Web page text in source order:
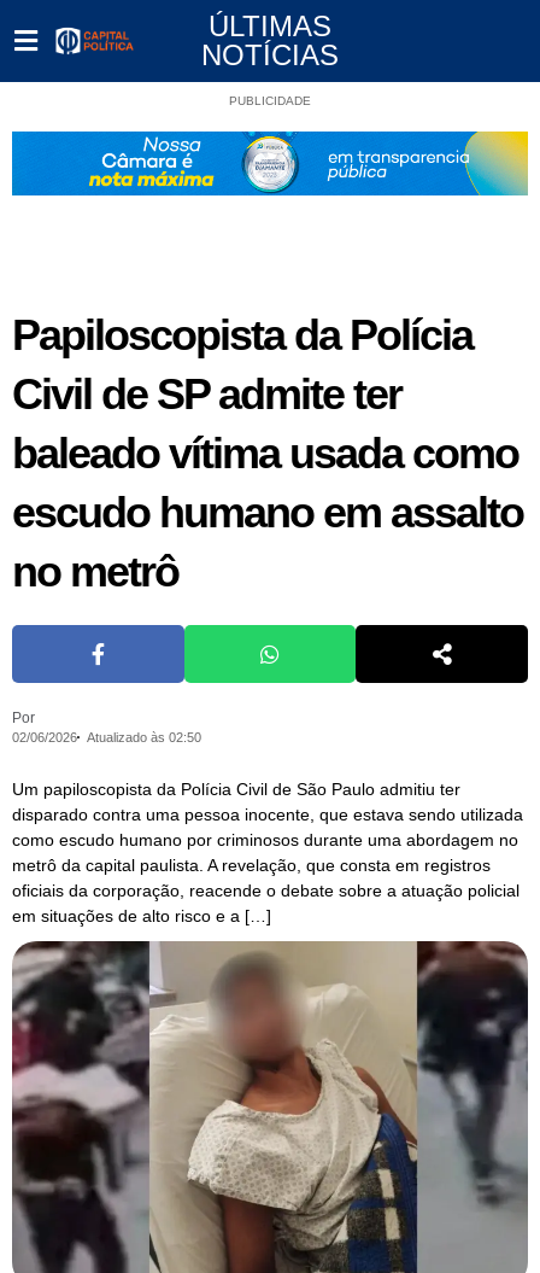
ÚLTIMAS
NOTÍCIAS
PUBLICIDADE
Papiloscopista da Polícia
Civil de SP admite ter
baleado vítima usada como
escudo humano em assalto
no metrô
Por
02/06/2026 Atualizado às 02:50
Um papiloscopista da Polícia Civil de São Paulo admitiu ter
disparado contra uma pessoa inocente, que estava sendo utilizada
como escudo humano por criminosos durante uma abordagem no
metrô da capital paulista. A revelação, que consta em registros
oficiais da corporação, reacende o debate sobre a atuação policial
em situações de alto risco e a […]